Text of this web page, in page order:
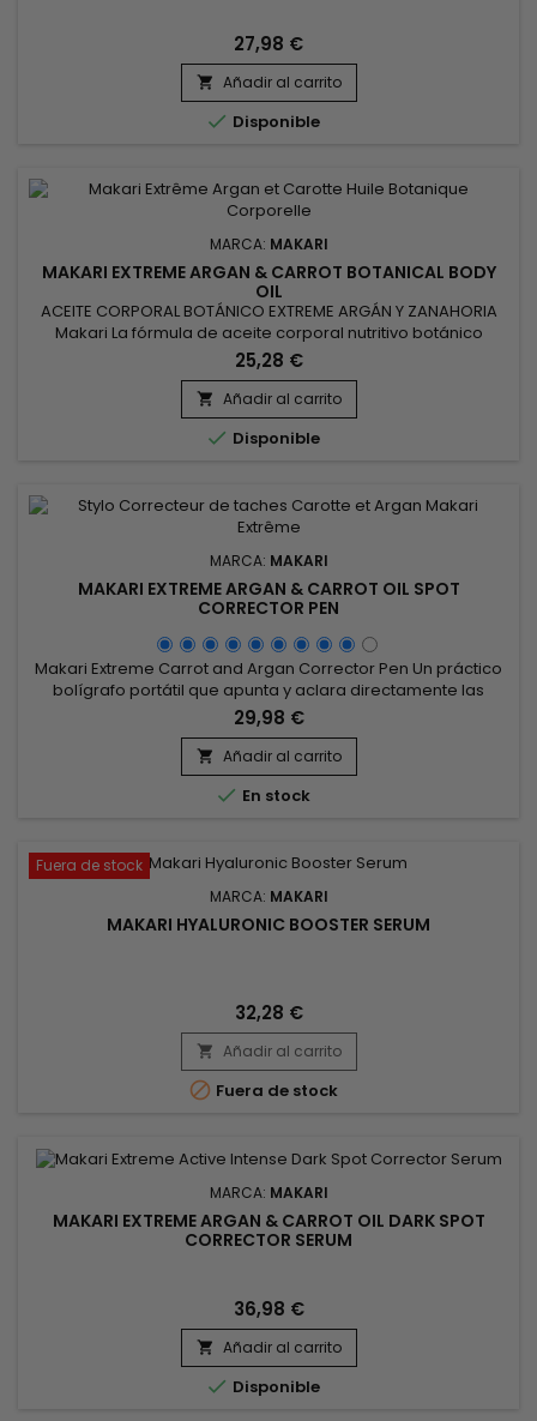
27,98 €
 Añadir al carrito
 Disponible
MARCA: MAKARI
MAKARI EXTREME ARGAN & CARROT BOTANICAL BODY
OIL
ACEITE CORPORAL BOTÁNICO EXTREME ARGÁN Y ZANAHORIA
Makari La fórmula de aceite corporal nutritivo botánico
acondiciona, hidrata, suaviza y rejuvenece la apariencia de
la textura de la piel, las estrías, las imperfecciones y las
manchas, revirtiendo los signos del envejecimiento y
brindando a la piel un brillo lustroso. Aceite botánico ligero y
no...
25,28 €
 Añadir al carrito
 Disponible
MARCA: MAKARI
MAKARI EXTREME ARGAN & CARROT OIL SPOT
CORRECTOR PEN
Makari Extreme Carrot and Argan Corrector Pen Un práctico
bolígrafo portátil que apunta y aclara directamente las
manchas oscuras y otras decoloraciones menores de la
piel. Se recomienda encarecidamente realizar una prueba
de sensibilidad de la piel antes de usarlo en la cara.Makari
Extreme Carrot and Argan Corrector Pen aclara nudillos
oscuros,...
29,98 €
 Añadir al carrito
 En stock
Fuera de stock
MARCA: MAKARI
MAKARI HYALURONIC BOOSTER SERUM
32,28 €
 Añadir al carrito
 Fuera de stock
MARCA: MAKARI
MAKARI EXTREME ARGAN & CARROT OIL DARK SPOT
CORRECTOR SERUM
36,98 €
 Añadir al carrito
 Disponible